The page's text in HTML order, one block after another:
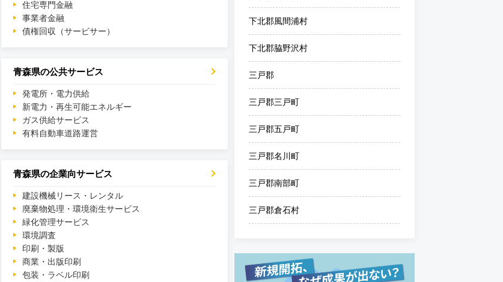
住宅専門金融
事業者金融
債権回収（サービサー）
青森県の公共サービス
発電所・電力供給
新電力・再生可能エネルギー
ガス供給サービス
有料自動車道路運営
青森県の企業向サービス
建設機械リース・レンタル
廃棄物処理・環境衛生サービス
緑化管理サービス
環境調査
印刷・製版
商業・出版印刷
包装・ラベル印刷
下北郡風間浦村
下北郡脇野沢村
三戸郡
三戸郡三戸町
三戸郡五戸町
三戸郡名川町
三戸郡南部町
三戸郡倉石村